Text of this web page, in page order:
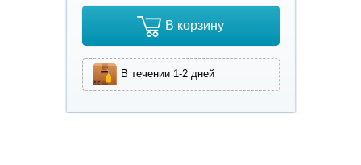
В корзину
В течении 1-2 дней